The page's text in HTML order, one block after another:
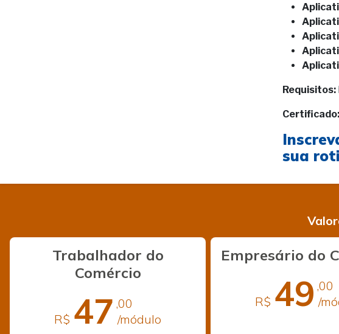
Requisitos:
Certificado:
sua
Trabalhador do
Comércio
R$ 47 ,00
/módulo
Empresário do
R$ 49 ,00
/